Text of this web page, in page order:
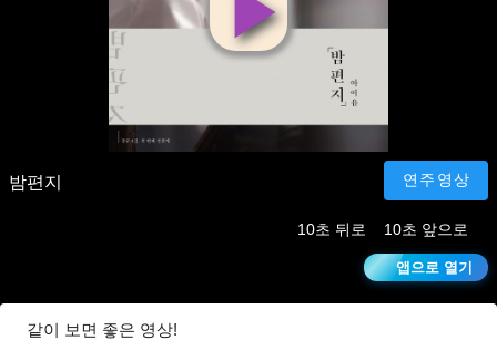
영
상
재
생
밤편지 연주영상
10초 뒤로 10초 앞으로
앱으로 열기
같이 보면 좋은 영상!